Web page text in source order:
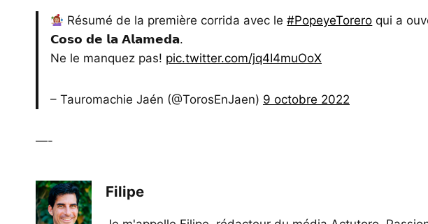
Résumé de la première corrida avec le#PopeyeTorero qui a
𝗖𝗼𝘀𝗼 𝗱𝗲 𝗹𝗮 𝗔𝗹𝗮𝗺𝗲𝗱𝗮.
Ne le manquez pas! pic.twitter.com/jq4I4muOoX
– Tauromachie Jaén (@TorosEnJaen) 9 octobre 2022
—-
Filipe